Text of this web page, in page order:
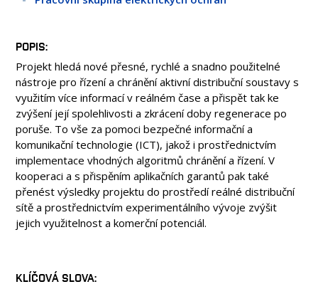
OSOBY
MÉDIA
KONFERENCE A SOUTĚŽE
KONTAKT
POPIS
Projekt hledá nové přesné, rychlé a snadno použitelné
nástroje pro řízení a chránění aktivní distribuční soustavy s
využitím více informací v reálném čase a přispět tak ke
zvýšení její spolehlivosti a zkrácení doby regenerace po
poruše. To vše za pomoci bezpečné informační a
komunikační technologie (ICT), jakož i prostřednictvím
implementace vhodných algoritmů chránění a řízení. V
kooperaci a s přispěním aplikačních garantů pak také
přenést výsledky projektu do prostředí reálné distribuční
sítě a prostřednictvím experimentálního vývoje zvýšit
jejich využitelnost a komerční potenciál.
KLÍČOVÁ SLOVA